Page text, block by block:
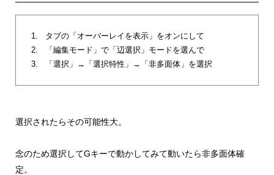
タブの「オーバーレイを表示」をオンにして
「編集モード」で「辺選択」モードを選んで
「選択」→「選択特性」→「非多面体」を選択
選択されたらその可能性大。
念のため選択してGキーで動かしてみて動いたら非多面体確
定。